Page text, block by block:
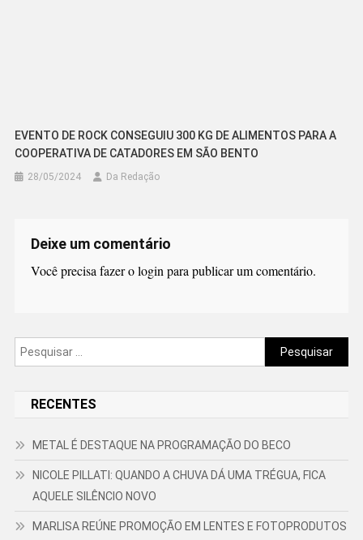
EVENTO DE ROCK CONSEGUIU 300 KG DE ALIMENTOS PARA A
COOPERATIVA DE CATADORES EM SÃO BENTO
28/05/2024 Da Redação
Deixe um comentário
Você precisa fazer ologin para publicar um comentário.
Pesquisar
por:
RECENTES
METAL É DESTAQUE NA PROGRAMAÇÃO DO BECO
NICOLE PILLATI: QUANDO A CHUVA DÁ UMA TRÉGUA, FICA
AQUELE SILÊNCIO NOVO
MARLISA REÚNE PROMOÇÃO EM LENTES E FOTOPRODUTOS